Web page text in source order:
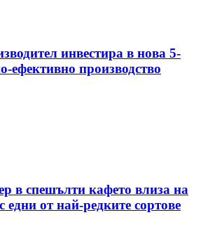
инвестира в нова 5-
ефективно производство
в спешълти кафето влиза на
едни от най-редките сортове